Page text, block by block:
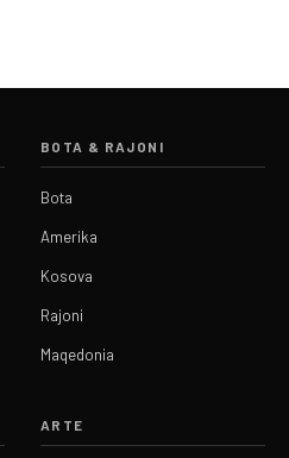
BOTA & RAJONI
Bota
Amerika
Kosova
Rajoni
Maqedonia
ARTE